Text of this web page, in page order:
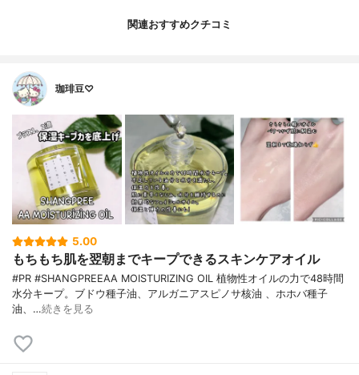
関連おすすめクチコミ
珈琲豆♡
5.00
もちもち肌を翌朝までキープできるスキンケアオイル
#PR #SHANGPREEAA MOISTURIZING OIL 植物性オイルの力で48時間
水分キープ。ブドウ種子油、アルガニアスピノサ核油 、ホホバ種子
油、…続きを見る